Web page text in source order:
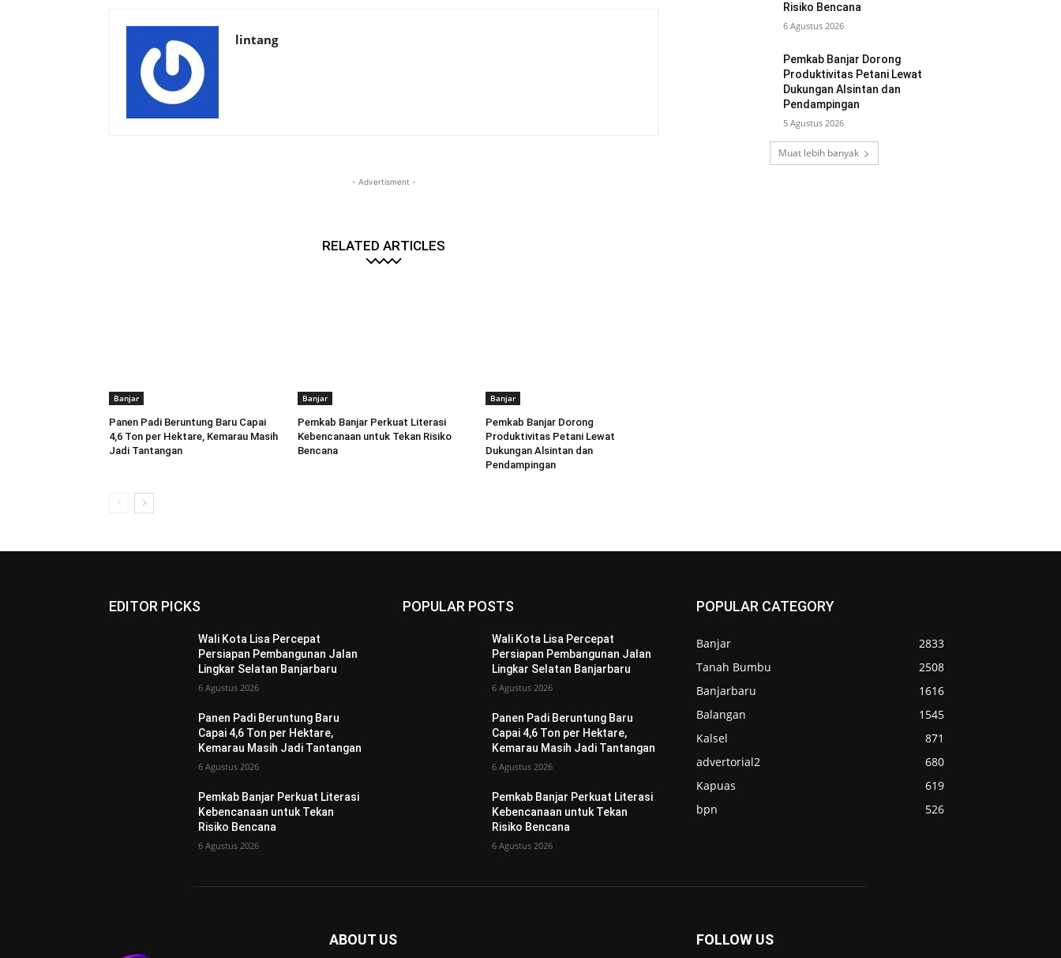
lintang
- Advertisment -
RELATED ARTICLES
Banjar
Panen Padi Beruntung Baru Capai
4,6 Ton per Hektare, Kemarau Masih
Jadi Tantangan
Banjar
Pemkab Banjar Perkuat Literasi
Kebencanaan untuk Tekan Risiko
Bencana
Banjar
Pemkab Banjar Dorong
Produktivitas Petani Lewat
Dukungan Alsintan dan
Pendampingan
Risiko Bencana
6 Agustus 2026
Pemkab Banjar Dorong
Produktivitas Petani Lewat
Dukungan Alsintan dan
Pendampingan
5 Agustus 2026
Muat lebih banyak
EDITOR PICKS
Wali Kota Lisa Percepat
Persiapan Pembangunan Jalan
Lingkar Selatan Banjarbaru
6 Agustus 2026
Panen Padi Beruntung Baru
Capai 4,6 Ton per Hektare,
Kemarau Masih Jadi Tantangan
6 Agustus 2026
Pemkab Banjar Perkuat Literasi
Kebencanaan untuk Tekan
Risiko Bencana
6 Agustus 2026
POPULAR POSTS
Wali Kota Lisa Percepat
Persiapan Pembangunan Jalan
Lingkar Selatan Banjarbaru
6 Agustus 2026
Panen Padi Beruntung Baru
Capai 4,6 Ton per Hektare,
Kemarau Masih Jadi Tantangan
6 Agustus 2026
Pemkab Banjar Perkuat Literasi
Kebencanaan untuk Tekan
Risiko Bencana
6 Agustus 2026
POPULAR CATEGORY
Banjar
2833
Tanah Bumbu
2508
Banjarbaru
1616
Balangan
1545
Kalsel
871
advertorial2
680
Kapuas
619
bpn
526
ABOUT US FOLLOW US